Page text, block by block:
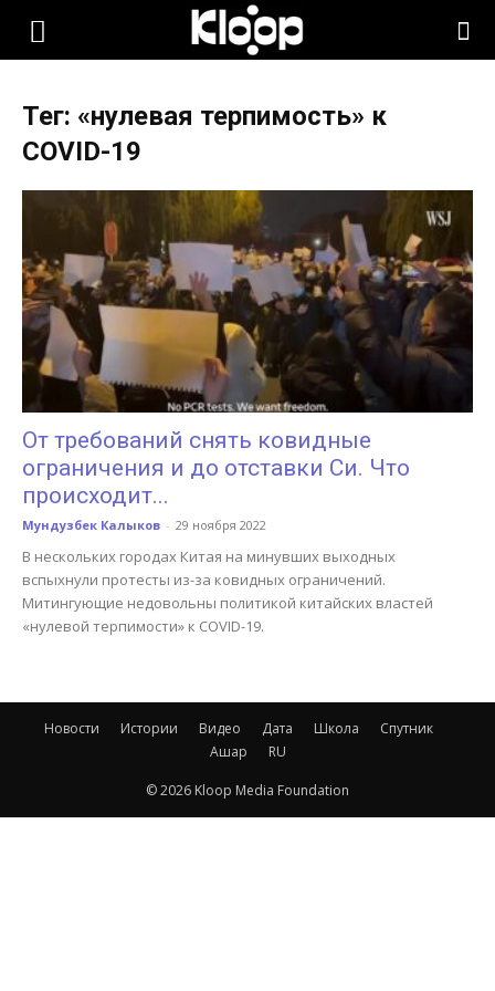
KLOOP.KG
Новости
Кыргызстана
Тег: «нулевая терпимость» к
COVID-19
От требований снять ковидные
ограничения и до отставки Си. Что
происходит...
Мундузбек Калыков - 29 ноября 2022
В нескольких городах Китая на минувших выходных
вспыхнули протесты из-за ковидных ограничений.
Митингующие недовольны политикой китайских властей
«нулевой терпимости» к COVID-19.
Новости Истории Видео Дата Школа
Спутник
Ашар
RU
© 2026 Kloop Media Foundation